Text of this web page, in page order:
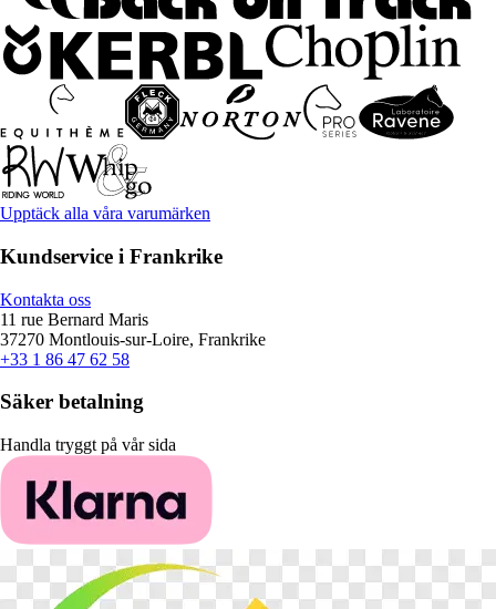
Upptäck alla våra varumärken
Kundservice i Frankrike
Kontakta oss
11 rue Bernard Maris
37270 Montlouis-sur-Loire, Frankrike
+33 1 86 47 62 58
Säker betalning
Handla tryggt på vår sida